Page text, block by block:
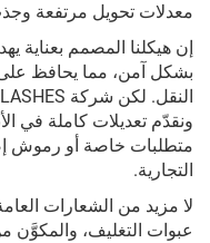
معدلات تحويل مرتفعة
إن هيكلنا المصمم بعناية
بشكل آمن، مما يحافظ
ونقدّم تعديلات كاملة في
متطلبات خاصة أو رموش
التجارية.
لا مزيد من الشعارات
عبوات التغليف،